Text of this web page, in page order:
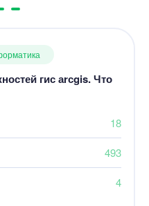
гис аrсgis. Что
18
493
4